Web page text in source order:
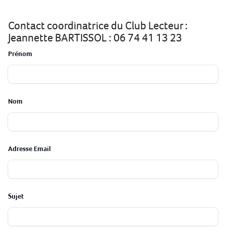
Contact coordinatrice du Club Lecteur :
Jeannette BARTISSOL : 06 74 41 13 23
Prénom
Nom
Adresse Email
Sujet